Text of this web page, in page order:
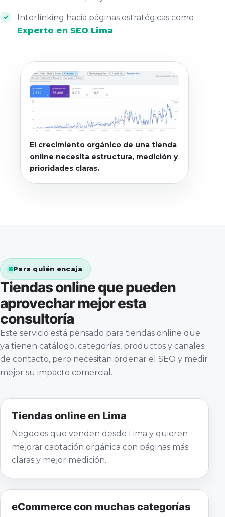
Interlinking hacia páginas estratégicas como
Experto en SEO Lima.
El crecimiento orgánico de una tienda
online necesita estructura, medición y
prioridades claras.
Para quién encaja
Tiendas online que pueden
aprovechar mejor esta
consultoría
Este servicio está pensado para tiendas online que
ya tienen catálogo, categorías, productos y canales
de contacto, pero necesitan ordenar el SEO y medir
mejor su impacto comercial.
Tiendas online en Lima
Negocios que venden desde Lima y quieren
mejorar captación orgánica con páginas más
claras y mejor medición.
eCommerce con muchas categorías